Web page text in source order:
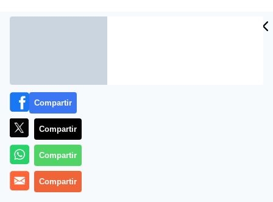
Más información
Compartir
Compartir
Compartir
Compartir